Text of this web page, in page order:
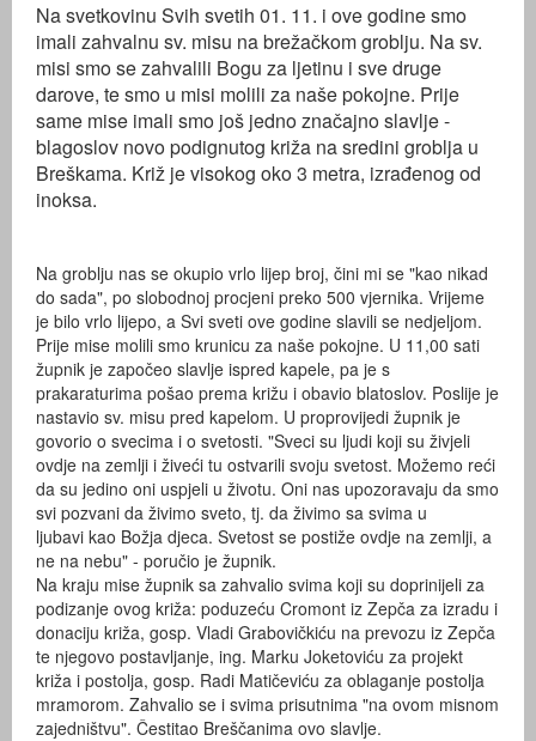
Na svetkovinu Svih svetih 01. 11. i ove godine smo
imali zahvalnu sv. misu na brežačkom groblju. Na sv.
misi smo se zahvalili Bogu za ljetinu i sve druge
darove, te smo u misi molili za naše pokojne. Prije
same mise imali smo još jedno značajno slavlje -
blagoslov novo podignutog križa na sredini groblja u
Breškama. Križ je visokog oko 3 metra, izrađenog od
inoksa.
Na groblju nas se okupio vrlo lijep broj, čini mi se "kao nikad
do sada", po slobodnoj procjeni preko 500 vjernika. Vrijeme
je bilo vrlo lijepo, a Svi sveti ove godine slavili se nedjeljom.
Prije mise molili smo krunicu za naše pokojne. U 11,00 sati
župnik je započeo slavlje ispred kapele, pa je s
prakaraturima pošao prema križu i obavio blatoslov. Poslije je
nastavio sv. misu pred kapelom. U proprovijedi župnik je
govorio o svecima i o svetosti. "Sveci su ljudi koji su živjeli
ovdje na zemlji i živeći tu ostvarili svoju svetost. Možemo reći
da su jedino oni uspjeli u životu. Oni nas upozoravaju da smo
svi pozvani da živimo sveto, tj. da živimo sa svima u
ljubavi kao Božja djeca. Svetost se postiže ovdje na zemlji, a
ne na nebu" - poručio je župnik.
Na kraju mise župnik sa zahvalio svima koji su doprinijeli za
podizanje ovog križa: poduzeću Cromont iz Zepča za izradu i
donaciju križa, gosp. Vladi Grabovičkiću na prevozu iz Zepča
te njegovo postavljanje, ing. Marku Joketoviću za projekt
križa i postolja, gosp. Radi Matičeviću za oblaganje postolja
mramorom. Zahvalio se i svima prisutnima "na ovom misnom
zajedništvu". Čestitao Breščanima ovo slavlje.